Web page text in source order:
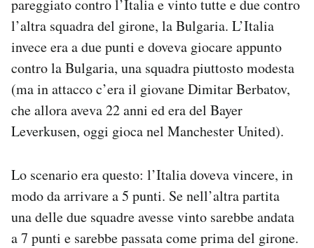
pareggiato contro l’Italia e vinto tutte e due contro
l’altra squadra del girone, la Bulgaria. L’Italia
invece era a due punti e doveva giocare appunto
contro la Bulgaria, una squadra piuttosto modesta
(ma in attacco c’era il giovane Dimitar Berbatov,
che allora aveva 22 anni ed era del Bayer
Leverkusen, oggi gioca nel Manchester United).
Lo scenario era questo: l’Italia doveva vincere, in
modo da arrivare a 5 punti. Se nell’altra partita
una delle due squadre avesse vinto sarebbe andata
a 7 punti e sarebbe passata come prima del girone.